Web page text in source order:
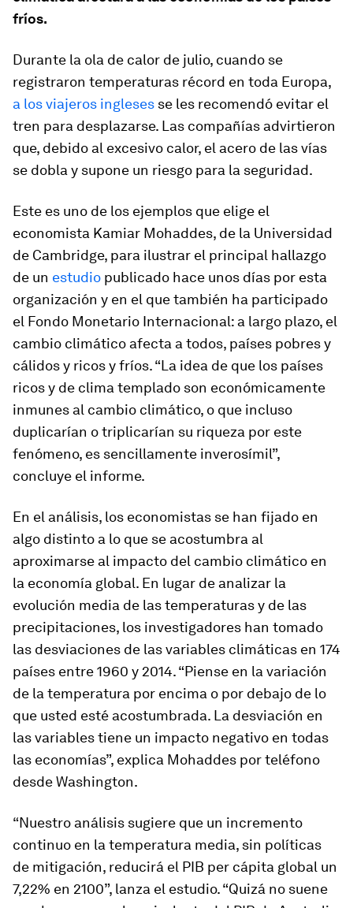
fríos.
Durante la ola de calor de julio, cuando se
registraron temperaturas récord en toda Europa,
a los viajeros ingleses se les recomendó evitar el
tren para desplazarse. Las compañías advirtieron
que, debido al excesivo calor, el acero de las vías
se dobla y supone un riesgo para la seguridad.
Este es uno de los ejemplos que elige el
economista Kamiar Mohaddes, de la Universidad
de Cambridge, para ilustrar el principal hallazgo
de un estudio publicado hace unos días por esta
organización y en el que también ha participado
el Fondo Monetario Internacional: a largo plazo, el
cambio climático afecta a todos, países pobres y
cálidos y ricos y fríos. “La idea de que los países
ricos y de clima templado son económicamente
inmunes al cambio climático, o que incluso
duplicarían o triplicarían su riqueza por este
fenómeno, es sencillamente inverosímil”,
concluye el informe.
En el análisis, los economistas se han fijado en
algo distinto a lo que se acostumbra al
aproximarse al impacto del cambio climático en
la economía global. En lugar de analizar la
evolución media de las temperaturas y de las
precipitaciones, los investigadores han tomado
las desviaciones de las variables climáticas en 174
países entre 1960 y 2014. “Piense en la variación
de la temperatura por encima o por debajo de lo
que usted esté acostumbrada. La desviación en
las variables tiene un impacto negativo en todas
las economías”, explica Mohaddes por teléfono
desde Washington.
“Nuestro análisis sugiere que un incremento
continuo en la temperatura media, sin políticas
de mitigación, reducirá el PIB per cápita global un
7,22% en 2100”, lanza el estudio. “Quizá no suene